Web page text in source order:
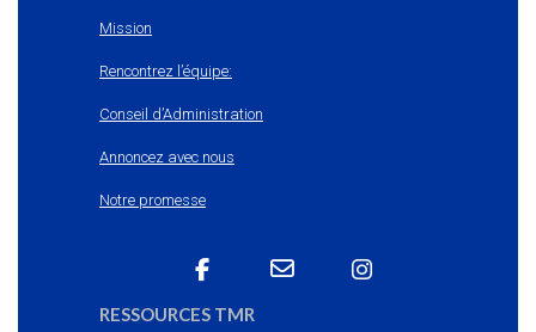
Mission
Rencontrez l’équipe:
Conseil d’Administration
Annoncez avec nous
Notre promesse
RESSOURCES TMR